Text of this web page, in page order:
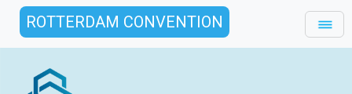
ROTTERDAM CONVENTION